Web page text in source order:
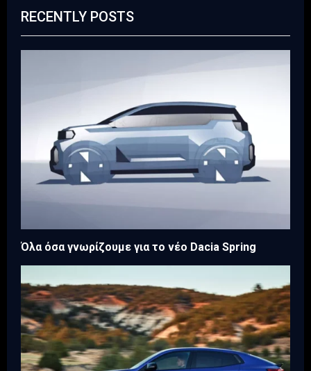
RECENTLY POSTS
Όλα όσα γνωρίζουμε για το νέο Dacia Spring